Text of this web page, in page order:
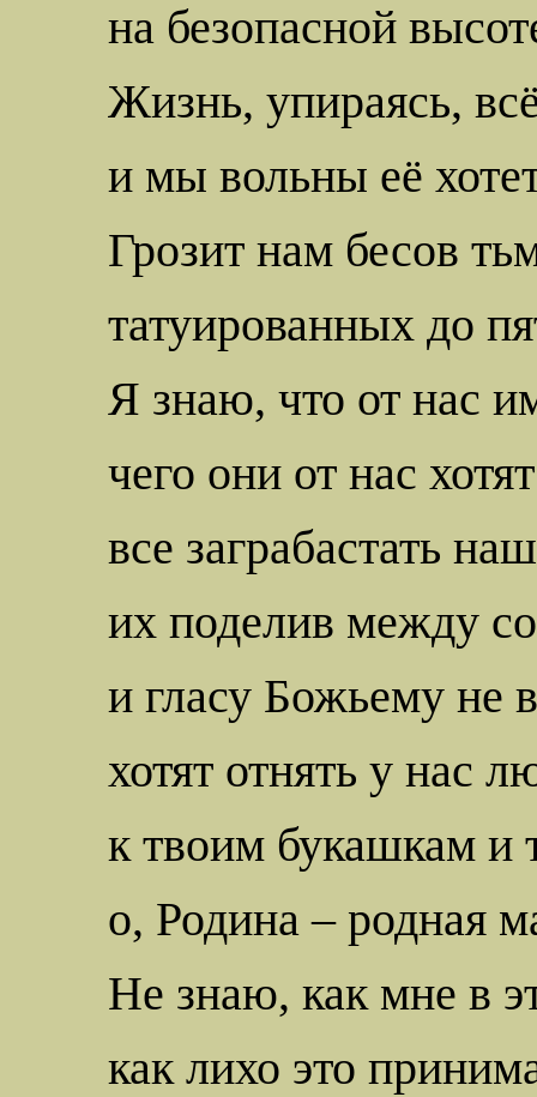
на безопасной
Жизнь, упираясь,
и мы вольны её
Грозит нам бесов
татуированных до
Я знаю, что от нас
чего они от нас
все заграбастать
их поделив между
и гласу Божьему не
хотят отнять у нас
к твоим букашкам и
о, Родина – родная
Не знаю, как мне в
как лихо это